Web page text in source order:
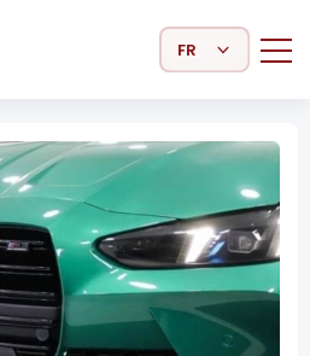
Select Language